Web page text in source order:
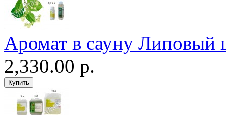
Аромат в сауну Липовый
2,330.00 р.